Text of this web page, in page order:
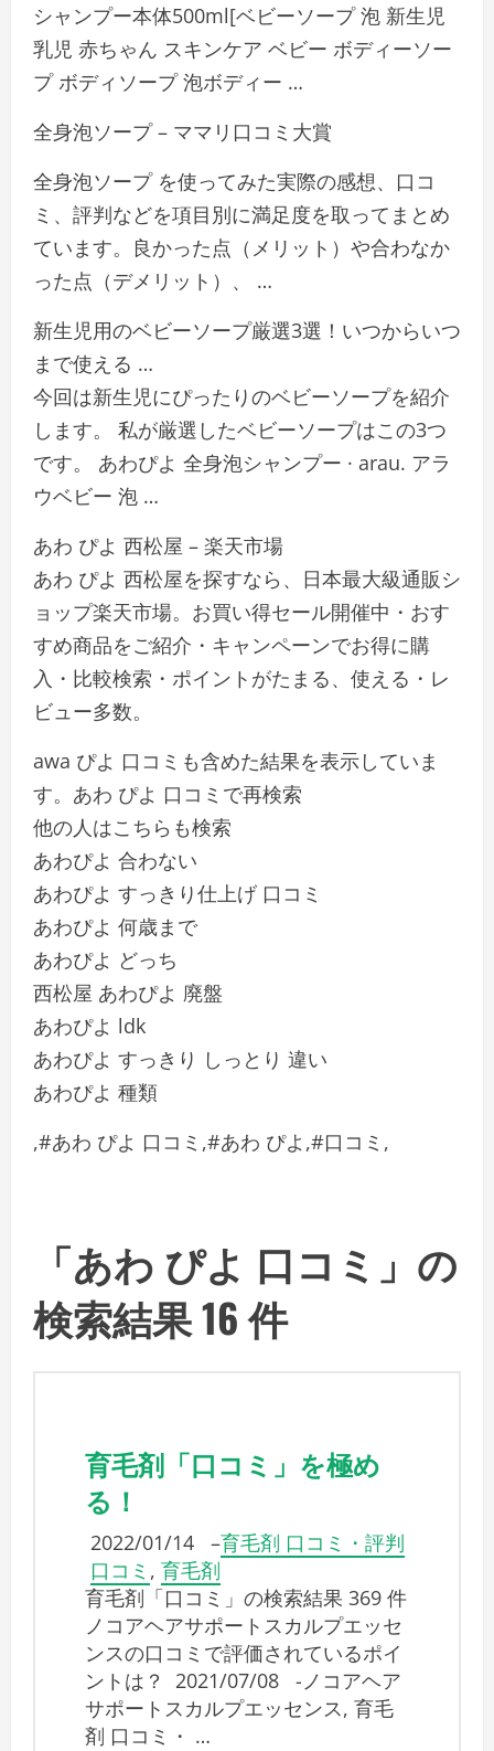
シャンプー本体500ml[ベビーソープ 泡 新生児
乳児 赤ちゃん スキンケア ベビー ボディーソー
プ ボディソープ 泡ボディー …
全身泡ソープ – ママリ口コミ大賞
全身泡ソープ を使ってみた実際の感想、口コ
ミ、評判などを項目別に満足度を取ってまとめ
ています。良かった点（メリット）や合わなか
った点（デメリット）、 …
新生児用のベビーソープ厳選3選！いつからいつ
まで使える …
今回は新生児にぴったりのベビーソープを紹介
します。 私が厳選したベビーソープはこの3つ
です。 あわぴよ 全身泡シャンプー · arau. アラ
ウベビー 泡 …
あわ ぴよ 西松屋 – 楽天市場
あわ ぴよ 西松屋を探すなら、日本最大級通販シ
ョップ楽天市場。お買い得セール開催中・おす
すめ商品をご紹介・キャンペーンでお得に購
入・比較検索・ポイントがたまる、使える・レ
ビュー多数。
awa ぴよ 口コミも含めた結果を表示していま
す。あわ ぴよ 口コミで再検索
他の人はこちらも検索
あわぴよ 合わない
あわぴよ すっきり仕上げ 口コミ
あわぴよ 何歳まで
あわぴよ どっち
西松屋 あわぴよ 廃盤
あわぴよ ldk
あわぴよ すっきり しっとり 違い
あわぴよ 種類
,#あわ ぴよ 口コミ,#あわ ぴよ,#口コミ,
「あわ ぴよ 口コミ」の
検索結果 16 件
育毛剤「口コミ」を極め
る！
2022/01/14 –育毛剤 口コミ・評判
口コミ , 育毛剤
育毛剤「口コミ」の検索結果 369 件
ノコアヘアサポートスカルプエッセ
ンスの口コミで評価されているポイ
ントは？ 2021/07/08 -ノコアヘア
サポートスカルプエッセンス, 育毛
剤 口コミ・ …